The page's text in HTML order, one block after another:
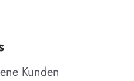
Kunden